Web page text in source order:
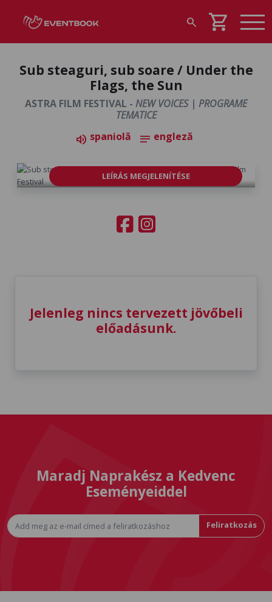
search shopping_cart
Sub steaguri, sub soare / Under the
Flags, the Sun
ASTRA FILM FESTIVAL - NEW VOICES | PROGRAME
TEMATICE
volume_up spaniolă notes engleză
LEÍRÁS MEGJELENÍTÉSE
Jelenleg nincs tervezett jövőbeli
előadásunk.
Maradj Naprakész a Kedvenc
Eseményeiddel
Feliratkozás